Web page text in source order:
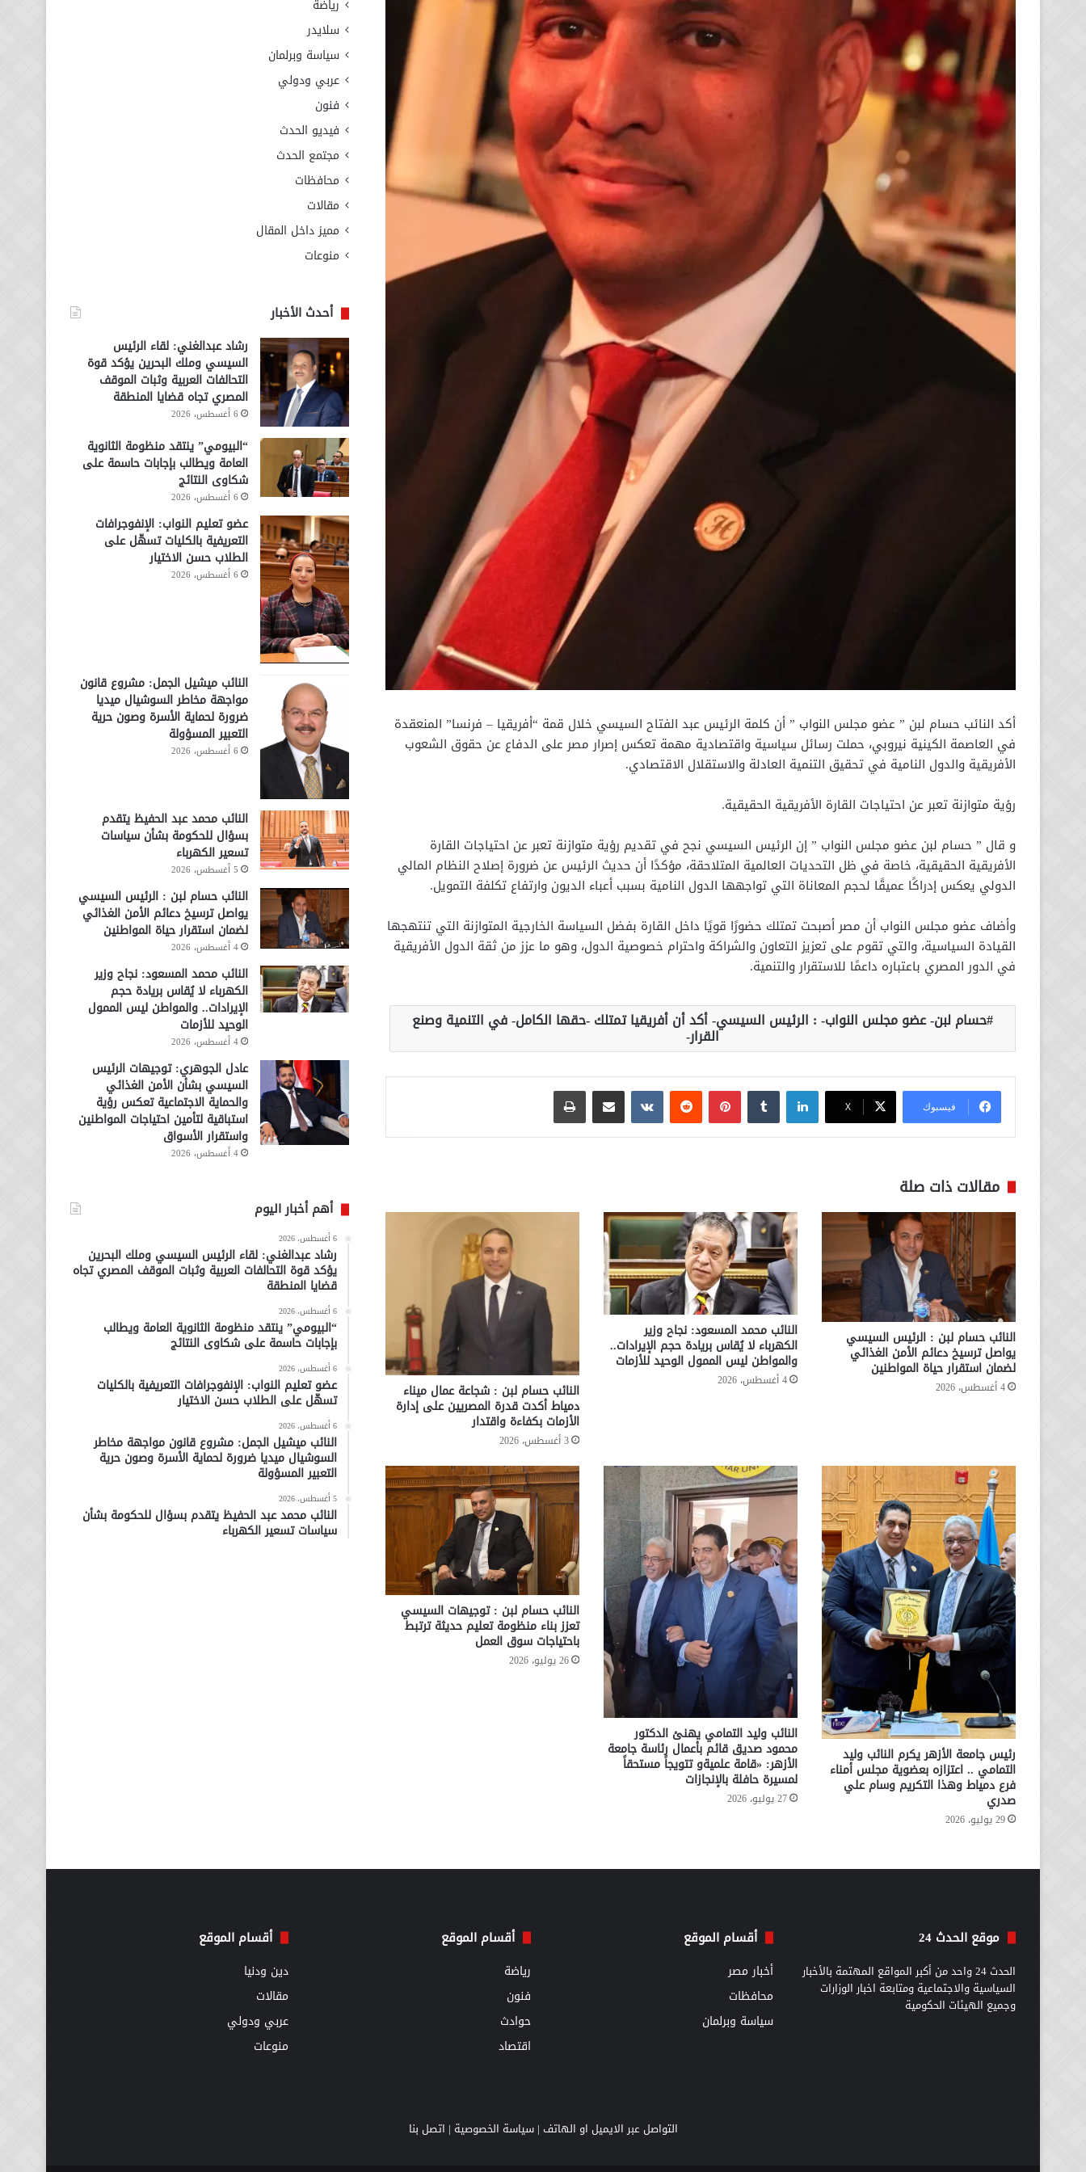
أكد النائب حسام لبن ” عضو مجلس النواب ” أن كلمة الرئيس عبد الفتاح السيسي خلال قمة “أفريقيا – فرنسا” المنعقدة
في العاصمة الكينية نيروبي، حملت رسائل سياسية واقتصادية مهمة تعكس إصرار مصر على الدفاع عن حقوق الشعوب
الأفريقية والدول النامية في تحقيق التنمية العادلة والاستقلال الاقتصادي.
رؤية متوازنة تعبر عن احتياجات القارة الأفريقية الحقيقية.
و قال ” حسام لبن عضو مجلس النواب ” إن الرئيس السيسي نجح في تقديم رؤية متوازنة تعبر عن احتياجات القارة
الأفريقية الحقيقية، خاصة في ظل التحديات العالمية المتلاحقة، مؤكدًا أن حديث الرئيس عن ضرورة إصلاح النظام المالي
الدولي يعكس إدراكًا عميقًا لحجم المعاناة التي تواجهها الدول النامية بسبب أعباء الديون وارتفاع تكلفة التمويل.
وأضاف عضو مجلس النواب أن مصر أصبحت تمتلك حضورًا قويًا داخل القارة بفضل السياسة الخارجية المتوازنة التي تنتهجها
القيادة السياسية، والتي تقوم على تعزيز التعاون والشراكة واحترام خصوصية الدول، وهو ما عزز من ثقة الدول الأفريقية
في الدور المصري باعتباره داعمًا للاستقرار والتنمية.
حسام لبن- عضو مجلس النواب- : الرئيس السيسي- أكد أن أفريقيا تمتلك -حقها الكامل- في التنمية وصنع
القرار-
فيسبوك ‫X
لينكدإن بينتيريست مشاركة عبر البريد طباعة
مقالات ذات صلة
النائب حسام لبن : الرئيس السيسي
يواصل ترسيخ دعائم الأمن الغذائي
لضمان استقرار حياة المواطنين
4 أغسطس، 2026
النائب محمد المسعود: نجاح وزير
الكهرباء لا يُقاس بريادة حجم الإيرادات..
والمواطن ليس الممول الوحيد للأزمات
4 أغسطس، 2026
النائب حسام لبن : شجاعة عمال ميناء
دمياط أكدت قدرة المصريين على إدارة
الأزمات بكفاءة واقتدار
3 أغسطس، 2026
رئيس جامعة الأزهر يكرم النائب وليد
التمامي .. اعتزازه بعضوية مجلس أمناء
فرع دمياط وهذا التكريم وسام علي
صدري
29 يوليو، 2026
النائب وليد التمامي يهنئ الدكتور
محمود صديق قائم بأعمال رئاسة جامعة
الأزهر: «قامة علميةو تتويجاً مستحقاً
لمسيرة حافلة بالإنجازات
27 يوليو، 2026
النائب حسام لبن : توجيهات السيسي
تعزز بناء منظومة تعليم حديثة ترتبط
باحتياجات سوق العمل
26 يوليو، 2026
رياضة
سلايدر
سياسة وبرلمان
عربي ودولي
فنون
فيديو الحدث
مجتمع الحدث
محافظات
مقالات
مميز داخل المقال
منوعات
أحدث الأخبار
رشاد عبدالغني: لقاء الرئيس
السيسي وملك البحرين يؤكد قوة
التحالفات العربية وثبات الموقف
المصري تجاه قضايا المنطقة
6 أغسطس، 2026
“البيومي” ينتقد منظومة الثانوية
العامة ويطالب بإجابات حاسمة على
شكاوى النتائج
6 أغسطس، 2026
عضو تعليم النواب: الإنفوجرافات
التعريفية بالكليات تسهّل على
الطلاب حسن الاختيار
6 أغسطس، 2026
النائب ميشيل الجمل: مشروع قانون
مواجهة مخاطر السوشيال ميديا
ضرورة لحماية الأسرة وصون حرية
التعبير المسؤولة
6 أغسطس، 2026
النائب محمد عبد الحفيظ يتقدم
بسؤال للحكومة بشأن سياسات
تسعير الكهرباء
5 أغسطس، 2026
النائب حسام لبن : الرئيس السيسي
يواصل ترسيخ دعائم الأمن الغذائي
لضمان استقرار حياة المواطنين
4 أغسطس، 2026
النائب محمد المسعود: نجاح وزير
الكهرباء لا يُقاس بريادة حجم
الإيرادات.. والمواطن ليس الممول
الوحيد للأزمات
4 أغسطس، 2026
عادل الجوهري: توجيهات الرئيس
السيسي بشأن الأمن الغذائي
والحماية الاجتماعية تعكس رؤية
استباقية لتأمين احتياجات المواطنين
واستقرار الأسواق
4 أغسطس، 2026
أهم أخبار اليوم
6 أغسطس، 2026
رشاد عبدالغني: لقاء الرئيس السيسي وملك البحرين
يؤكد قوة التحالفات العربية وثبات الموقف المصري تجاه
قضايا المنطقة
6 أغسطس، 2026
“البيومي” ينتقد منظومة الثانوية العامة ويطالب
بإجابات حاسمة على شكاوى النتائج
6 أغسطس، 2026
عضو تعليم النواب: الإنفوجرافات التعريفية بالكليات
تسهّل على الطلاب حسن الاختيار
6 أغسطس، 2026
النائب ميشيل الجمل: مشروع قانون مواجهة مخاطر
السوشيال ميديا ضرورة لحماية الأسرة وصون حرية
التعبير المسؤولة
5 أغسطس، 2026
النائب محمد عبد الحفيظ يتقدم بسؤال للحكومة بشأن
سياسات تسعير الكهرباء
موقع الحدث 24
الحدث 24 واحد من أكبر المواقع المهتمة بالأخبار
السياسية والاجتماعية ومتابعة اخبار الوزارات
وجميع الهيئات الحكومية
أقسام الموقع
أخبار مصر
محافظات
سياسة وبرلمان
أقسام الموقع
رياضة
فنون
حوادث
اقتصاد
أقسام الموقع
دين ودنيا
مقالات
عربي ودولي
منوعات
التواصل عبر الايميل او الهاتف |سياسة الخصوصية | اتصل بنا